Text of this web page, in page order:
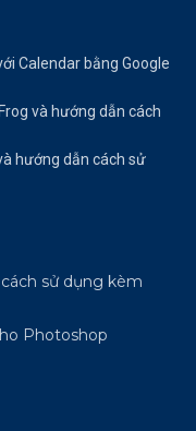
Calendar bằng Google
và hướng dẫn cách
hướng dẫn cách sử
sử dụng kèm
Photoshop